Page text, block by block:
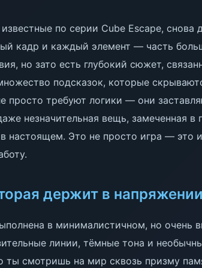
по серии Cube Escape, снова
кадр и каждый элемент — часть
но зато есть глубокий сюжет,
подсказок, которые
просто требуют логики — они
незначительная вещь, замеченная
настоящем. Это не просто игра — это
держит в напряжении
в минималистичном, но очень
линии, тёмные тона и
ты смотришь на мир сквозь призму